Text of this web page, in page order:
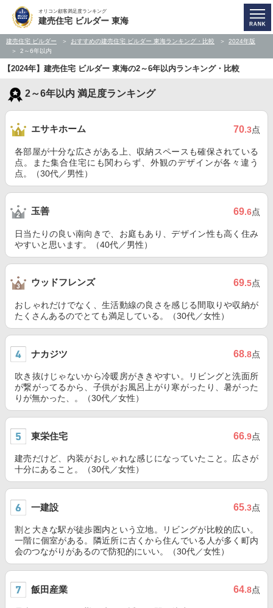
オリコン顧客満足度ランキング
建売住宅 ビルダー 東海
建売住宅 ビルダー おすすめの建売住宅 ビルダー 東海ランキング・比較
2024年版
2～6年以内
【2024年】建売住宅 ビルダー 東海の2～6年以内ランキング・比較
2～6年以内 満足度ランキング
エサキホーム 70.3点
各部屋が十分な広さがある上、収納スペースも確保されている
点。また集合住宅にも関わらず、外観のデザインが各々違う
点。（30代／男性）
玉善 69.6点
日当たりの良い南向きで、お庭もあり、デザイン性も高く住み
やすいと思います。（40代／男性）
ウッドフレンズ 69.5点
おしゃれだけでなく、生活動線の良さを感じる間取りや収納が
たくさんあるのでとても満足している。（30代／女性）
ナカジツ 68.8点
吹き抜けじゃないから冷暖房がききやすい。リビングと洗面所
が繋がってるから、子供がお風呂上がり寒がったり、暑がった
りが無かった、。（30代／女性）
東栄住宅 66.9点
建売だけど、内装がおしゃれな感じになっていたこと。広さが
十分にあること。（30代／女性）
一建設 65.3点
割と大きな駅が徒歩圏内という立地。リビングが比較的広い。
一階に個室がある。隣近所に古くから住んでいる人が多く町内
会のつながりがあるので防犯的にいい。（30代／女性）
飯田産業 64.8点